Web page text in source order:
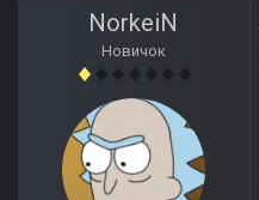
NorkeiN
Новичок